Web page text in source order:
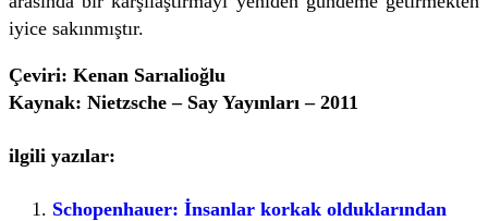
iyice sakınmıştır.
Çeviri: Kenan Sarıalioğlu
Kaynak: Nietzsche – Say Yayınları – 2011
ilgili yazılar:
Schopenhauer: İnsanlar korkak olduklarından